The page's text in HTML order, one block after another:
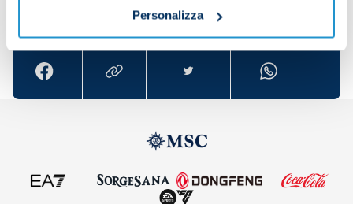
Personalizza